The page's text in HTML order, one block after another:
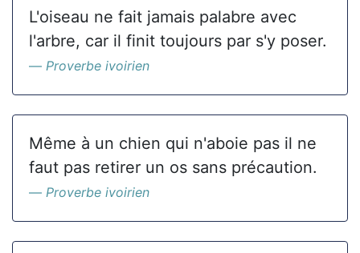
L'oiseau ne fait jamais palabre avec
l'arbre, car il finit toujours par s'y poser.
Proverbe ivoirien
Même à un chien qui n'aboie pas il ne
faut pas retirer un os sans précaution.
Proverbe ivoirien